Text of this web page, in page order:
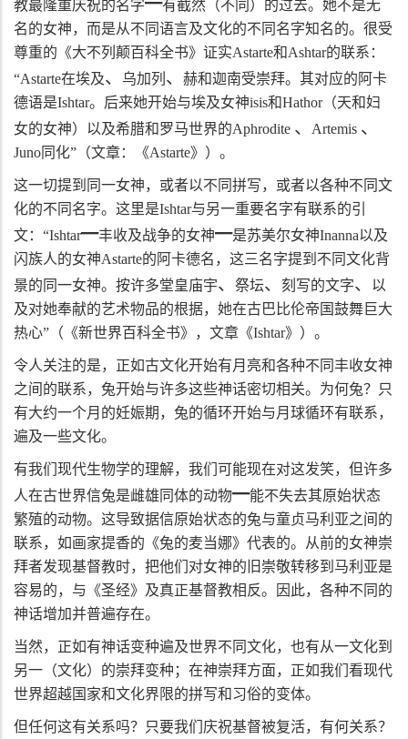
教最隆重庆祝的名字
有截然（不同）的过去。她不是无
名的女神，而是从不同语言及文化的不同名字知名的。很受
尊重的《大不列颠百科全书》证实Astarte和Ashtar的联系：
“Astarte在埃及、 乌加列 、
赫和迦南受崇拜。其对应的阿卡
德语是Ishtar。后来她开始与埃及女神isis和Hathor（天和妇
女的女神）以及希腊和罗马世界的Aphrodite 、 Artemis 、
Juno同化”（文章：《Astarte》）。
这一切提到同一女神，或者以不同拼写，或者以各种不同文
化的不同名字。这里是Ishtar与另一重要名字有联系的引
文：“Ishtar━丰收及战争的女神━是苏美尔女神Inanna以及
闪族人的女神Astarte的阿卡德名，这三名字提到不同文化背
景的同一女神。按许多堂皇庙宇、 祭坛、 刻写的文字、
以
及对她奉献的艺术物品的根据，她在古巴比伦帝国鼓舞巨大
热心”（《新世界百科全书》，文章《Ishtar》）。
令人关注的是，正如古文化开始有月亮和各种不同丰收女神
之间的联系，兔开始与许多这些神话密切相关。为何兔？只
有大约一个月的妊娠期，兔的循环开始与月球循环有联系，
遍及一些文化。
有我们现代生物学的理解，我们可能现在对这发笑，但许多
人在古世界信兔是雌雄同体的动物━能不失去其原始状态
繁殖的动物。这导致据信原始状态的兔与童贞马利亚之间的
联系，如画家提香的《兔的麦当娜》代表的。从前的女神崇
拜者发现基督教时，把他们对女神的旧崇敬转移到马利亚是
容易的，与《圣经》及真正基督教相反。因此，各种不同的
神话增加并普遍存在。
当然，正如有神话变种遍及世界不同文化，也有从一文化到
另一（文化）的崇拜变种；在神崇拜方面，正如我们看现代
世界超越国家和文化界限的拼写和习俗的变体。
但任何这有关系吗？只要我们庆祝基督被复活，有何关系？